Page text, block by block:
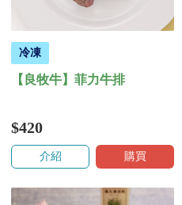
冷凍
【良牧牛】菲力牛排
$420
介紹 購買